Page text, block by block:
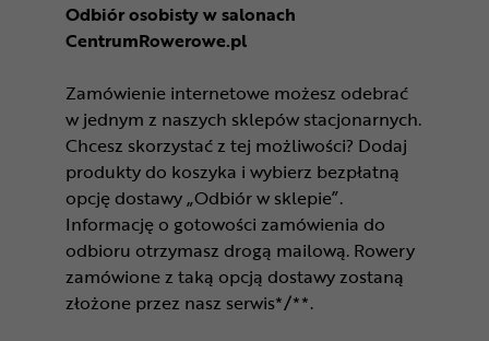
Odbiór osobisty w salonach
CentrumRowerowe.pl
Zamówienie internetowe możesz odebrać
w jednym z naszych sklepów stacjonarnych.
Chcesz skorzystać z tej możliwości? Dodaj
produkty do koszyka i wybierz bezpłatną
opcję dostawy „Odbiór w sklepie”.
Informację o gotowości zamówienia do
odbioru otrzymasz drogą mailową. Rowery
zamówione z taką opcją dostawy zostaną
złożone przez nasz serwis*/**.